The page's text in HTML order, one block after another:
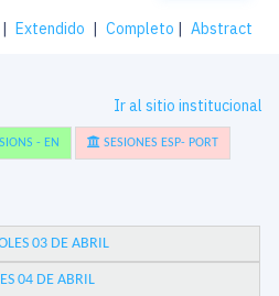
| Extendido | Completo | Abstract
Ir al sitio institucional
- EN SESIONES ESP- PORT
03 DE ABRIL
04 DE ABRIL